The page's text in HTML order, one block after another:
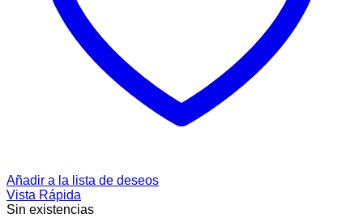
Añadir a la lista de deseos
Vista Rápida
Sin existencias